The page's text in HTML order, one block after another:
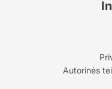
Autorinės